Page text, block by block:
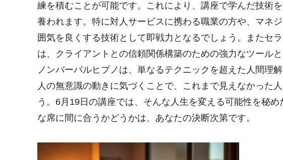
練を積むことが可能です。これにより、講座で学んだ技術
養われます。特に対人サービスに携わる職業の方や、マネ
囲気を良くする技術として即戦力となるでしょう。またセ
は、クライアントとの信頼関係構築のための強力なツール
ノンバーバルヒプノは、単なるテクニックを超えた人間理
人の無意識の動きに気づくことで、これまで見えなかった
う。6月19日の講座では、そんな人生を変える可能性を秘
な席に間に合うかどうかは、あなたの決断次第です。